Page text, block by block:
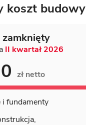
koszt budowy
II kwartał 2026
zł netto
i fundamenty